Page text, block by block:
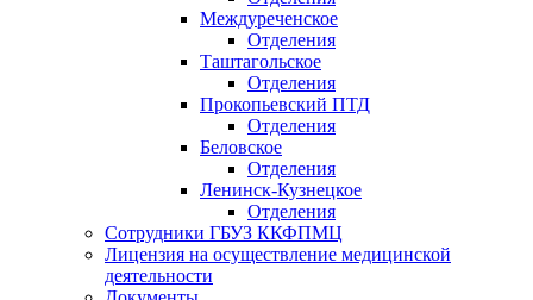
Междуреченское
Отделения
Таштагольское
Отделения
Прокопьевский ПТД
Отделения
Беловское
Отделения
Ленинск-Кузнецкое
Отделения
Сотрудники ГБУЗ ККФПМЦ
Лицензия на осуществление медицинской
деятельности